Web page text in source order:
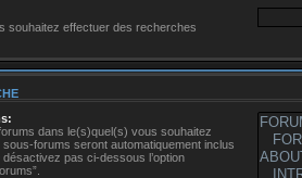
souhaitez effectuer des recherches
dans le(s)quel(s) vous souhaitez
forums seront automatiquement inclus
pas ci-dessous l’option